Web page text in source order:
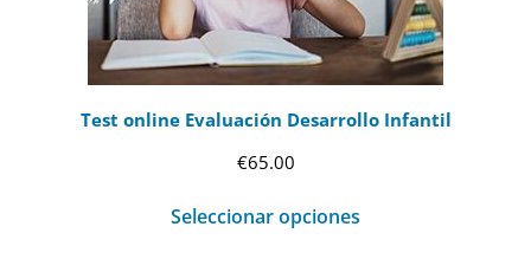
Test online Evaluación Desarrollo Infantil
€65.00
Seleccionar opciones